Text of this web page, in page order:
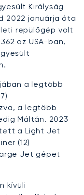
Királyság
2022 januárja óta
repülőgép volt
az USA-ban,
a legtöbb
a legtöbb
Máltán. 2023
a Light Jet
(12)
Jet gépet
kívüli